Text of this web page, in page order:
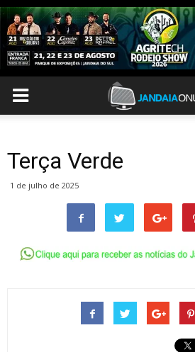
Terça Verde
1 de julho de 2025